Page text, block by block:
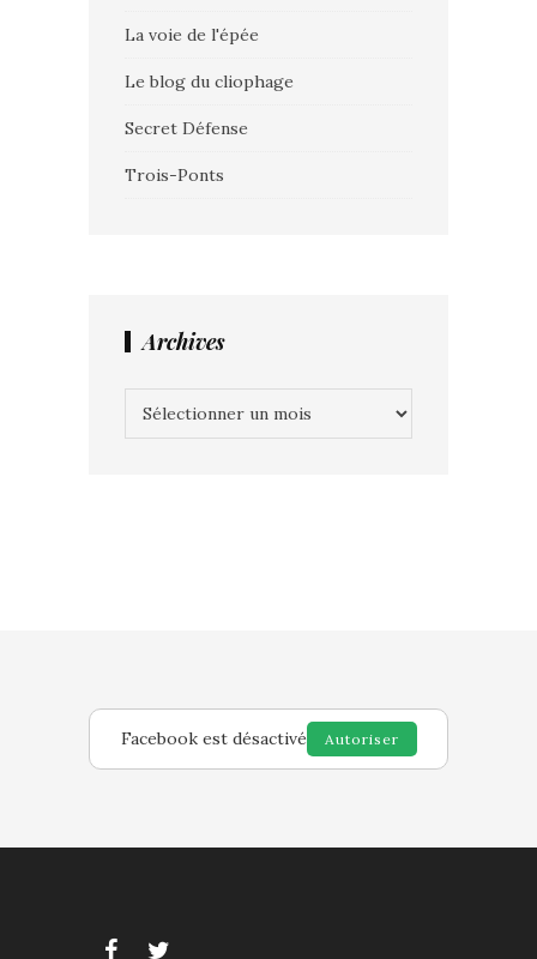
La voie de l'épée
Le blog du cliophage
Secret Défense
Trois-Ponts
Archives
Facebook est désactivé Autoriser